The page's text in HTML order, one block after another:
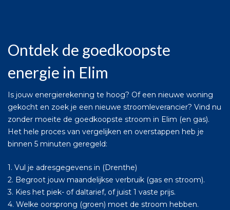
Ontdek de goedkoopste
energie in Elim
Is jouw energierekening te hoog? Of een nieuwe woning
gekocht en zoek je een nieuwe stroomleverancier? Vind nu
zonder moeite de goedkoopste stroom in Elim (en gas).
Het hele proces van vergelijken en overstappen heb je
binnen 5 minuten geregeld:
1. Vul je adresgegevens in (Drenthe)
2. Begroot jouw maandelijkse verbruik (gas en stroom).
3. Kies het piek- of daltarief, of juist 1 vaste prijs.
4. Welke oorsprong (groen) moet de stroom hebben.